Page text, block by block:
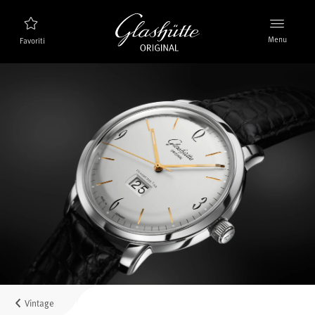
Favoriti Menu
Nuovi prodotti
Collezione
Scoprire la collezione
Il marchio Glashütte Original
Per saperne di più sulla Manifattura
Concessionari
Boutique e Concessionari
MyAccount
Vintage